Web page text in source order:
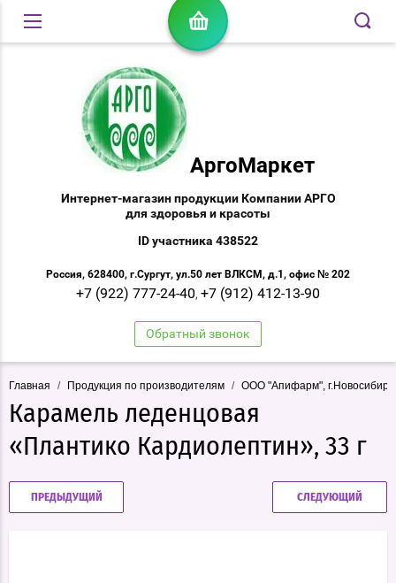
АргоМаркет
Интернет-магазин продукции Компании АРГО
для здоровья и красоты
ID участника 438522
Россия, 628400, г.Сургут, ул.50 лет ВЛКСМ, д.1, офис № 202
+7 (922) 777-24-40, +7 (912) 412-13-90
Обратный звонок
Главная / Продукция по производителям / ООО "Апифарм",
Карамель леденцовая
«Плантико Кардиолептин», 33 г
ПРЕДЫДУЩИЙ СЛЕДУЮЩИЙ